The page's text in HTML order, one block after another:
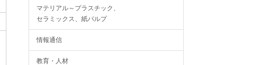
マテリアル～プラスチック、
セラミックス、紙パルプ
情報通信
教育・人材